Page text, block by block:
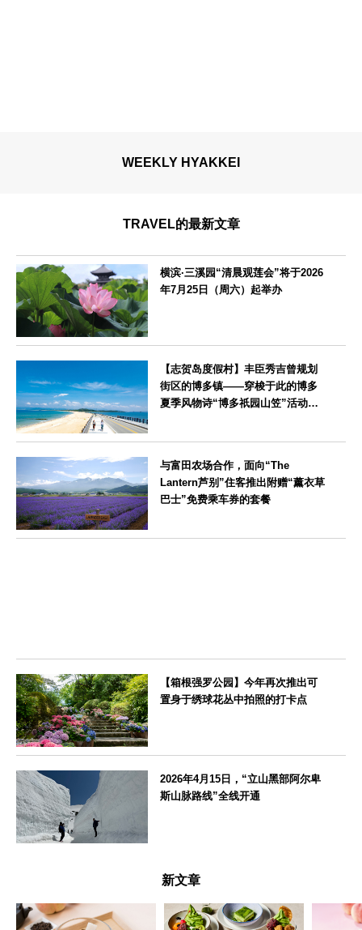
WEEKLY HYAKKEI
TRAVEL的最新文章
横滨·三溪园“清晨观莲会”将于2026
年7月25日（周六）起举办
【志贺岛度假村】丰臣秀吉曾规划
街区的博多镇——穿梭于此的博多
夏季风物诗“博多祇园山笠”活动期
与富田农场合作，面向“The
Lantern芦别”住客推出附赠“薰衣草
巴士”免费乘车券的套餐
【箱根强罗公园】今年再次推出可
置身于绣球花丛中拍照的打卡点
2026年4月15日，“立山黑部阿尔卑
斯山脉路线”全线开通
新文章